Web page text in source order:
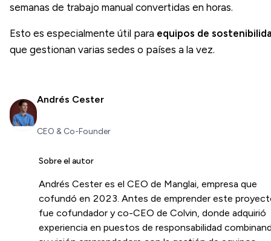
semanas de trabajo manual convertidas en horas.
Esto es especialmente útil para equipos de
que gestionan varias sedes o países a la vez.
Andrés Cester
CEO & Co-Founder
Sobre el autor
Andrés Cester es el CEO de Manglai, empresa que
cofundó en 2023. Antes de emprender este
fue cofundador y co-CEO de Colvin, donde adquirió
experiencia en puestos de responsabilidad